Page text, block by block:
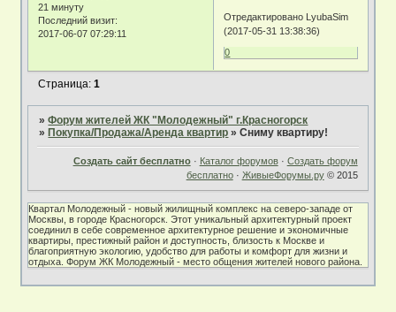
21 минуту
Последний визит:
2017-06-07 07:29:11
Отредактировано LyubaSim
(2017-05-31 13:38:36)
0
Страница:1
»Форум жителей ЖК "Молодежный" г.Красногорск
» Покупка/Продажа/Аренда квартир »Сниму квартиру!
Создать сайт бесплатно· Каталог форумов· Создать форум
бесплатно· ЖивыеФорумы.ру© 2015
Квартал Молодежный - новый жилищный комплекс на северо-западе от
Москвы, в городе Красногорск. Этот уникальный архитектурный проект
соединил в себе современное архитектурное решение и экономичные
квартиры, престижный район и доступность, близость к Москве и
благоприятную экологию, удобство для работы и комфорт для жизни и
отдыха. Форум ЖК Молодежный - место общения жителей нового района.